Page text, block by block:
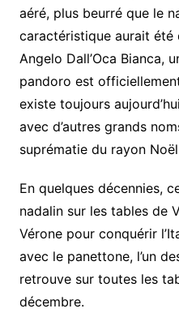
aéré, plus beurré que le
caractéristique aurait été
Angelo Dall’Oca Bianca,
pandoro est
existe toujours
avec d’autres grands
suprématie du rayon
En quelques décennies,
nadalin sur les tables de
Vérone pour conquérir
avec le panettone, l’un
retrouve sur toutes les
décembre.